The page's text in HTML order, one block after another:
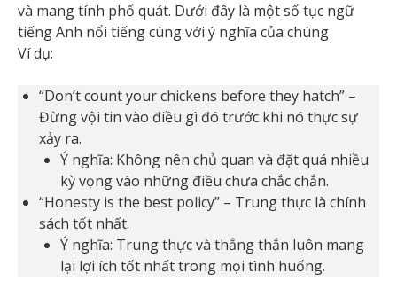
và mang tính phổ quát. Dưới đây là một số tục ngữ
tiếng Anh nổi tiếng cùng với ý nghĩa của chúng
Ví dụ:
“Don’t count your chickens before they hatch” –
Đừng vội tin vào điều gì đó trước khi nó thực sự
xảy ra.
Ý nghĩa: Không nên chủ quan và đặt quá nhiều
kỳ vọng vào những điều chưa chắc chắn.
“Honesty is the best policy” – Trung thực là chính
sách tốt nhất.
Ý nghĩa: Trung thực và thẳng thắn luôn mang
lại lợi ích tốt nhất trong mọi tình huống.